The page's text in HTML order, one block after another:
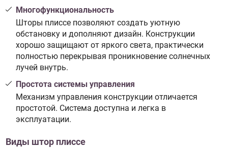
Многофункциональность
Шторы плиссе позволяют создать уютную
обстановку и дополняют дизайн. Конструкции
хорошо защищают от яркого света, практически
полностью перекрывая проникновение солнечных
лучей внутрь.
Простота системы управления
Механизм управления конструкции отличается
простотой. Система доступна и легка в
эксплуатации.
Виды штор плиссе